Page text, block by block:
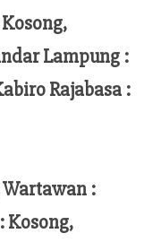
Kosong,
Lampung :
Rajabasa :
:
Kosong,